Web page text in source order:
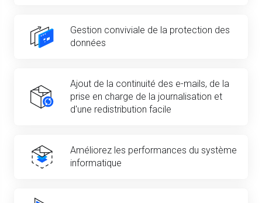
Gestion conviviale de la protection des
données
Ajout de la continuité des e-mails, de la
prise en charge de la journalisation et
d'une redistribution facile
Améliorez les performances du système
informatique